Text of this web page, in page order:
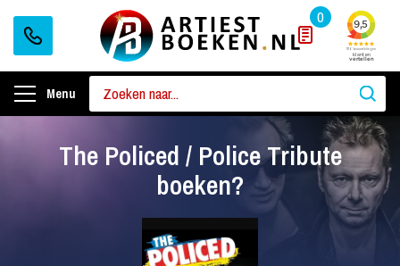
0
Menu
The Policed / Police Tribute
boeken?